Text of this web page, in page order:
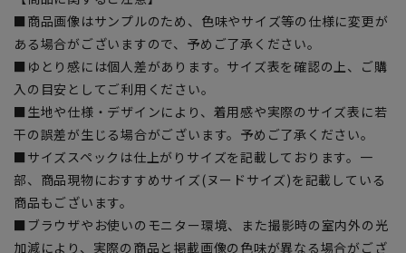
■商品画像はサンプルのため、色味やサイズ等の仕様に変更が
ある場合がございますので、予めご了承ください。
■ゆとり感には個人差があります。サイズ表を確認の上、ご購
入の目安としてご利用ください。
■生地や仕様・デザインにより、着用感や実際のサイズ表に若
干の誤差が生じる場合がございます。予めご了承ください。
■サイズスペックは仕上がりサイズを記載しております。一
部、商品現物におすすめサイズ(ヌードサイズ)を記載している
商品もございます。
■ブラウザやお使いのモニター環境、また撮影時の室内外の光
加減により、実際の商品と掲載画像の色味が異なる場合がござ